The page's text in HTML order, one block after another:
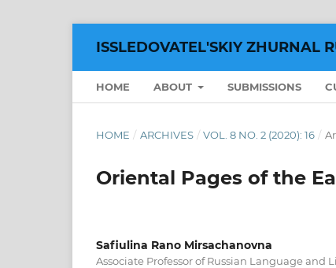
ISSLEDOVATEL'SKIY ZHURNAL
HOME ABOUT SUBMISSIONS
HOME / ARCHIVES / VOL. 8 NO. 2 (2020): 16 /
Oriental Pages of the
Safiulina Rano Mirsachanovna
Associate Professor of Russian Language and